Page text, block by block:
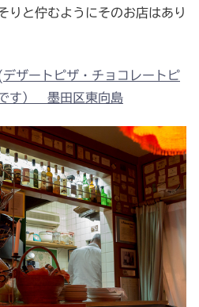
りと佇むようにそのお店はあり
ザートピザ・チョコレートピ
す） 墨田区東向島